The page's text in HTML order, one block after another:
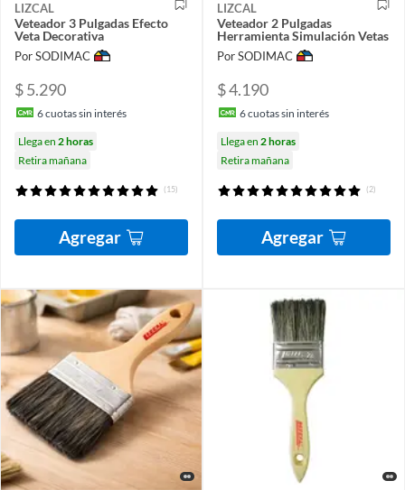
LIZCAL
Veteador 3 Pulgadas Efecto
Veta Decorativa
Por SODIMAC
$ 5.290
6cuotas sin interés
Llega en 2 horas
Retira mañana
(15)
Agregar
LIZCAL
Veteador 2 Pulgadas
Herramienta Simulación Vetas
Por SODIMAC
$ 4.190
6cuotas sin interés
Llega en 2 horas
Retira mañana
(2)
Agregar